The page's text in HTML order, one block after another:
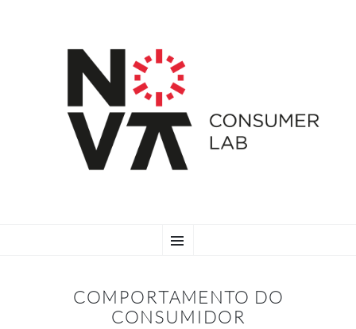
TO
COMPORTAMENTO DO
CONSUMIDOR